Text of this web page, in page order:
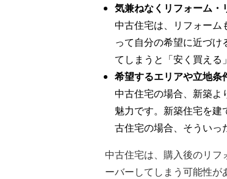
気兼ねなくリフォーム・
中古住宅は、リフォーム
って自分の希望に近づ
てしまうと「安く買える
希望するエリアや立地条
中古住宅の場合、新築よ
魅力です。新築住宅を
古住宅の場合、そういっ
中古住宅は、購入後のリ
ーバーしてしまう可能性